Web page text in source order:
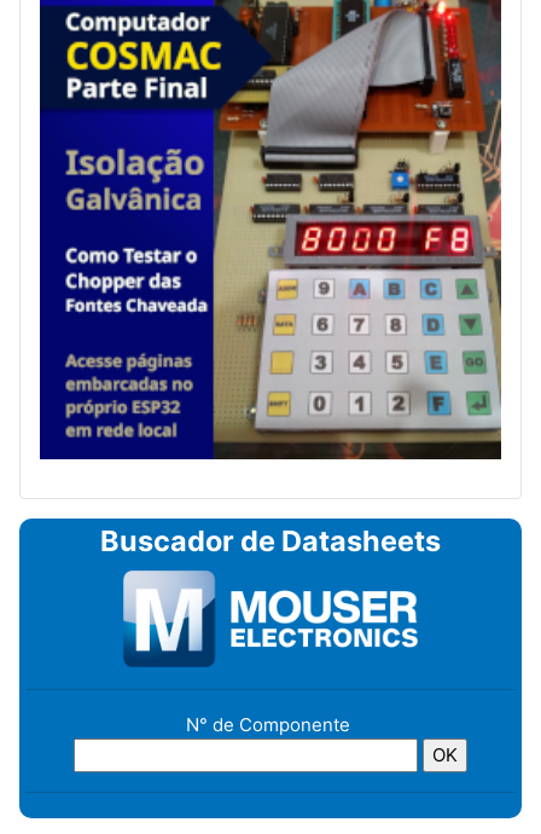
Buscador de Datasheets
N° de Componente